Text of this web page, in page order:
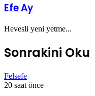
Efe Ay
Hevesli yeni yetme...
Sonrakini Oku
Felsefe
20 saat önce